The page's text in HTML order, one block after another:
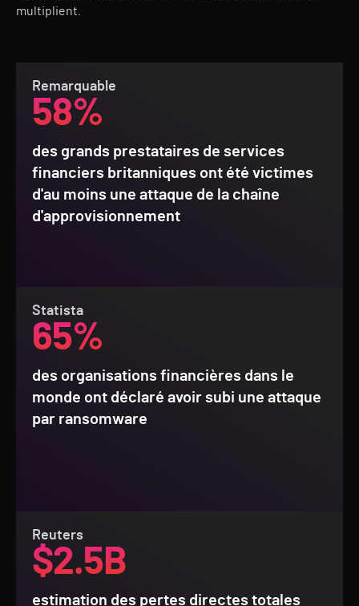
multiplient.
Remarquable
58%
des grands prestataires de services
financiers britanniques ont été victimes
d'au moins une attaque de la chaîne
d'approvisionnement
Statista
65%
des organisations financières dans le
monde ont déclaré avoir subi une attaque
par ransomware
Reuters
$2.5B
estimation des pertes directes totales